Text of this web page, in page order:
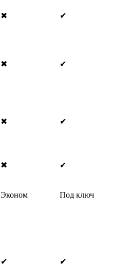
✖ ✔
✖ ✔
✖ ✔
✖ ✔
Эконом
Под ключ
✔ ✔